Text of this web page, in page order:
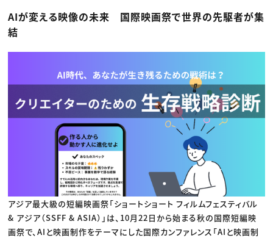
マーケティング
ディレクション
業界解説・キャリア事情
Webクリエイター
アプリクリエイター
ゲームクリエイター
映像クリエイター
マーケッター
C＆R Magazine
セミナー
ニュース・トレンド
映像
広告
出版
CREATIVE VILLAGEからのお知らせ
プロフェッショナル×つながる×メディア
AIが変える映像の未来 国際映画祭で世界の先駆者が集
結
アジア最大級の短編映画祭「ショートショート フィルムフェスティバル
& アジア（SSFF & ASIA）」は、10月22日から始まる秋の国際短編映
画祭で、AIと映画制作をテーマにした国際カンファレンス「AIと映画制